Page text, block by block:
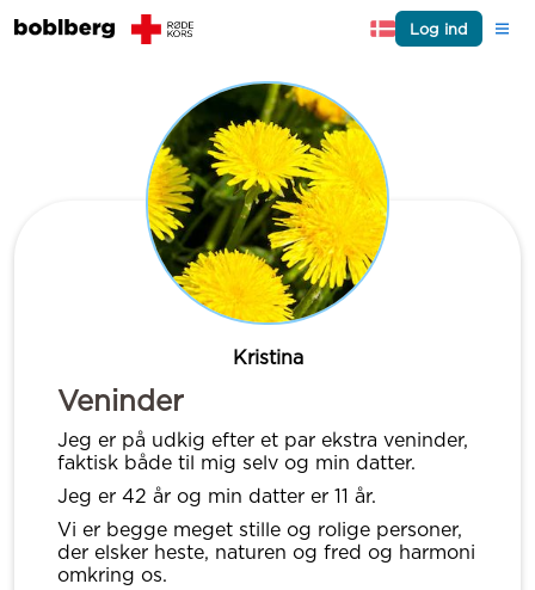
Log ind
Kristina
Veninder
Jeg er på udkig efter et par ekstra veninder,
faktisk både til mig selv og min datter.
Jeg er 42 år og min datter er 11 år.
Vi er begge meget stille og rolige personer,
der elsker heste, naturen og fred og harmoni
omkring os.